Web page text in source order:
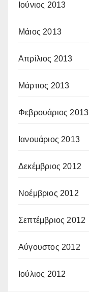
Ιούνιος 2013
Μάιος 2013
Απρίλιος 2013
Μάρτιος 2013
Φεβρουάριος 2013
Ιανουάριος 2013
Δεκέμβριος 2012
Νοέμβριος 2012
Σεπτέμβριος 2012
Αύγουστος 2012
Ιούλιος 2012